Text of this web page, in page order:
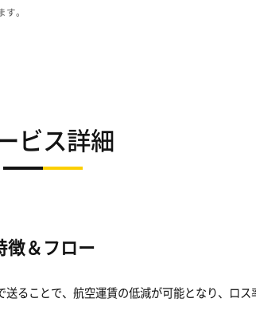
。
ビス詳細
徴＆フロー
ることで、航空運賃の低減が可能となり、ロス